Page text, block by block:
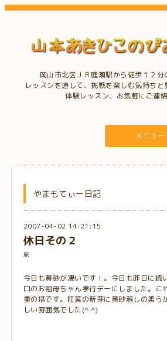
岡山市北区ＪＲ庭瀬駅から徒歩１２分
レッスンを通して、挑戦を楽しむ気持ち
体験レッスン、お気軽にご連
メニュー
やまもてぃー日記
2007-04-02 14:21:15
休日その２
旅
今日も黄砂が凄いです！。今日も昨日に続
口のお祖母ちゃん孝行デーにしました。こ
重の塔です。紅葉の新芽に黄砂越しの柔ら
しい雰囲気でした(^.^)